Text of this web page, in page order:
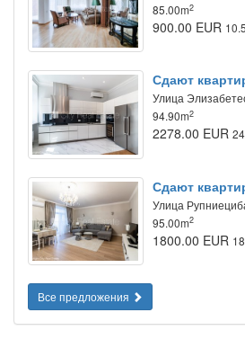
85.00m2
900.00 EUR
Сдают
Улица
94.90m2
2278.00 EUR
Сдают
Улица
95.00m2
1800.00 EUR
Все предложения